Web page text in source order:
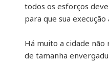
todos os esforços
para que sua execução
Há muito a cidade
de tamanha